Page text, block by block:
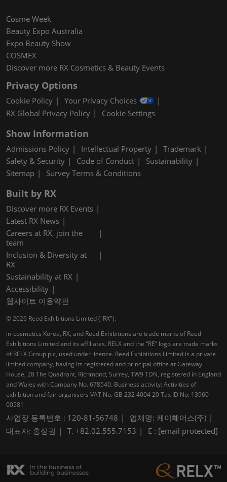
Cosme Week
Beauty Expo Australia
Expo Beauty Show
COSMEX
Discover more RX Cosmetics & Beauty Events
Privacy Options
Cookie Policy
Your Privacy Choices
RX Global Privacy Policy
Cookie Settings
Show Information
Admissions Policy Intellectual Property
Trademark
Safety & Security
Code of Conduct
Sustainability
Sitemap
Survey Terms & Conditions
Built by RX
Discover more RX Events
Latest RX News
Careers at RX, join the
team
Inclusion & Diversity at
RX
Sustainability at RX
Accessibility
웹사이트 이용약관
© 2026 Reed Exhibitions Limited ("RX").
in-cosmetics Korea, RX, and Reed Exhibitions are trade marks of Reed
Exhibitions Limited and its affiliates. RELX and the “RE” logo are trade marks
of RELX Group plc, used under licence. Reed Exhibitions Limited is a private
limited company, having its registered and principal office at Gateway
House, 28 The Quadrant, Richmond, Surrey, TW9 1DN, registered in England
and Wales with Company No. 678540. Business activity: Activities of
exhibition and fair organisers VAT No. GB 232 4004 20 Tax ID No: 13960
00581
사업장 등록번호 : 120-81-56748
업체명: 케이훼어스(주)
대표자: 홍성권
T. +82.02.555.7153 E : [email protected]